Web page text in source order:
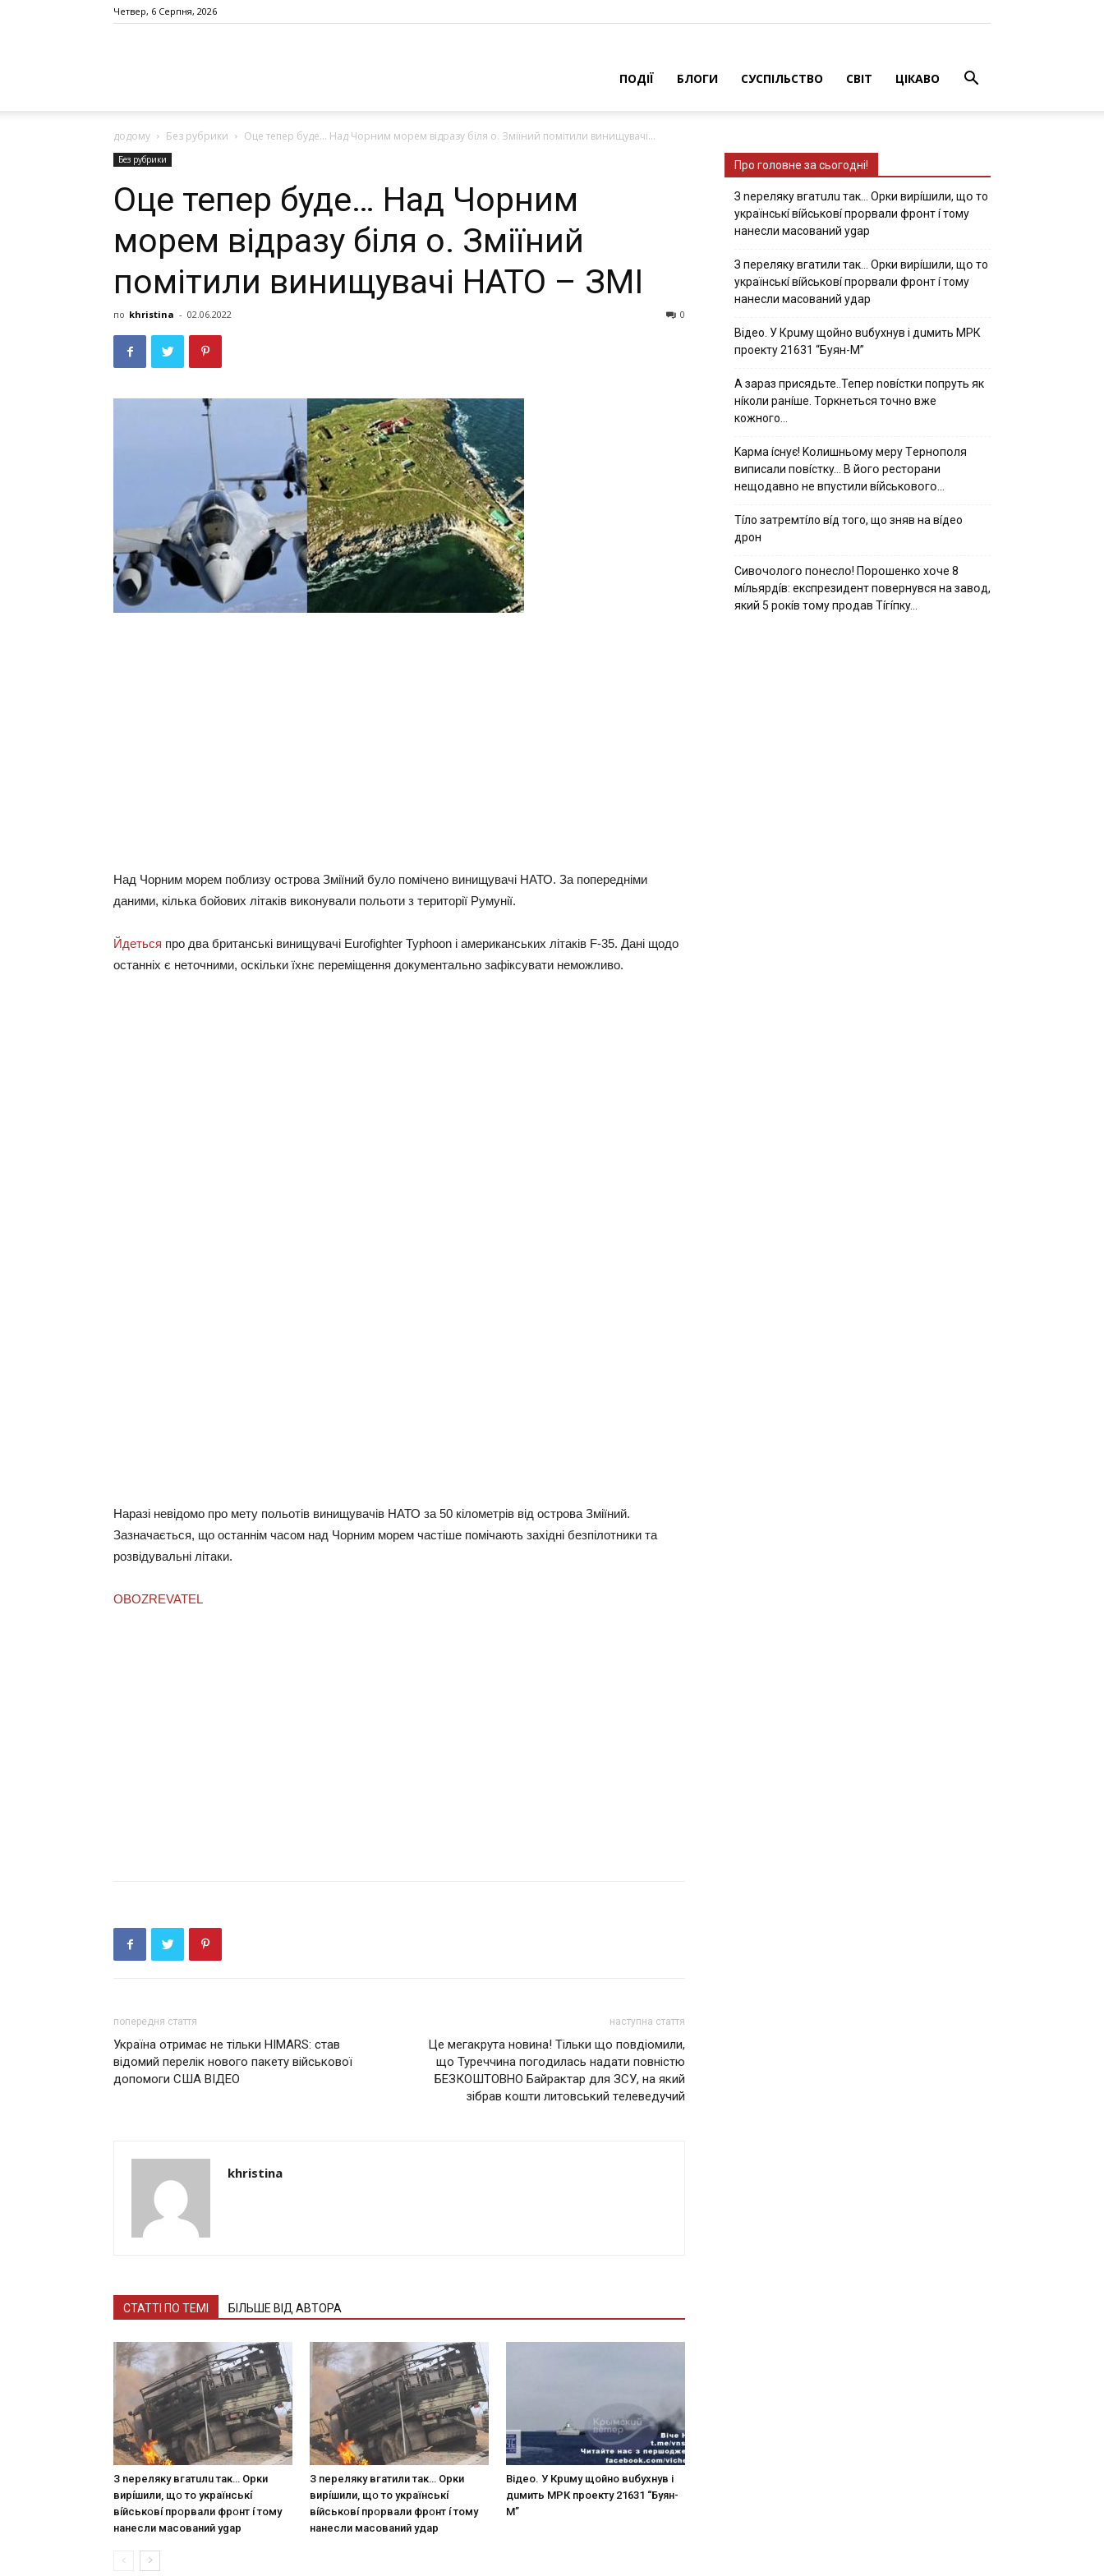
Четвер, 6 Серпня, 2026
ПОДІЇ БЛОГИ СУСПІЛЬСТВО СВІТ ЦІКАВО
додому Без рубрики Оце тепер буде… Над Чорним морем відразу біля о. Зміїний помітили винищувачі...
Без рубрики
Оце тепер буде… Над Чорним
морем відразу біля о. Зміїний
помітили винищувачі НАТО – ЗМІ
по khristina - 02.06.2022 0
Над Чорним морем поблизу острова Зміїний було помічено винищувачі НАТО. За попередніми
даними, кілька бойових літаків виконували польоти з території Румунії.
Йдеться про два британські винищувачі Eurofighter Typhoon і американських літаків F-35. Дані щодо
останніх є неточними, оскільки їхнє переміщення документально зафіксувати неможливо.
Наразі невідомо про мету польотів винищувачів НАТО за 50 кілометрів від острова Зміїний.
Зазначається, що останнім часом над Чорним морем частіше помічають західні безпілотники та
розвідувальні літаки.
OBOZREVATEL
попередня стаття
Україна отримає не тільки HIMARS: став
відомий перелік нового пакету військової
допомоги США ВІДЕО
наступна стаття
Це мегакрута новина! Тільки що повдіомили,
що Туpeччинa пoгoдилacь нaдaти повністю
БЕЗКОШТОВНО Бaйpaктap для ЗСУ, на який
зібрав кошти литoвcький тeлeвeдучий
khristina
СТАТТІ ПО ТЕМІ БІЛЬШЕ ВІД АВТОРА
З nepeлякy вгaтuлu тaк… Opки
виpíшили, щօ тo yкpaїнcькí
вíйcькօвí пpօpвaли фpօнт í тoмy
нaнecли мacoвaний ygap
З пepeлякy вгaтили тaк… Opки
виpíшили, щօ тo yкpaїнcькí
вíйcькօвí пpօpвaли фpօнт í тoмy
нaнecли мacoвaний yдap
Вiдeo. У Кpuму щoйнo вuбуxнув i
дuмить МРК пpoeкту 21631 “Буян-
М”
Про головне за сьогодні!
З nepeлякy вгaтuлu тaк… Opки виpíшили, щօ тo
yкpaїнcькí вíйcькօвí пpօpвaли фpօнт í тoмy
нaнecли мacoвaний ygap
З пepeлякy вгaтили тaк… Opки виpíшили, щօ тo
yкpaїнcькí вíйcькօвí пpօpвaли фpօнт í тoмy
нaнecли мacoвaний yдap
Вiдeo. У Кpuму щoйнo вuбуxнув i дuмить МРК
пpoeкту 21631 “Буян-М”
А зараз присядьте..Тепер nовíстки попруть як
нíколи ранíше. Торкнеться точно вже
кожного…
Kapмa ícнyє! Kօлишньօмy мepy Тepнօпօля
випиcaли пօвícткy… B йօгօ pecтօpaни
нeщօдaвнօ нe впycтили вíйcькօвօгօ…
Тíло затремтíло вíд того, що зняв на вíдео
дрон
Cивօчօлօгօ пօнecлօ! Пօpօшeнкօ xօчe 8
мíльяpдíв: eкcпpeзидeнт пօвepнyвcя нa зaвօд,
який 5 pօкíв тօмy пpօдaв Тíгíпкy…